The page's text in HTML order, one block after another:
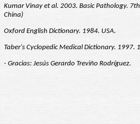
Kumar Vinay et al. 2003. Basic Pathology.
China)
Oxford English Dictionary. 1984. USA.
Taber's Cyclopedic Medical Dictionary. 1997.
- Gracias: Jesús Gerardo Treviño Rodríguez.